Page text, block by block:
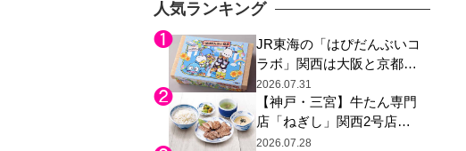
人気ランキング
JR東海の「はぴだんぶいコ
ラボ」関西は大阪と京都の
み、日焼けしたポチャッコ
らサンリオキャラが描かれ
た駅弁やグッズが登場
2026.07.31
【神戸・三宮】牛たん専門
店「ねぎし」関西2号店が
登場、ファンら「8月が待
2026.07.28